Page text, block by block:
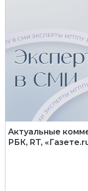
Актуальные
РБК, RT,